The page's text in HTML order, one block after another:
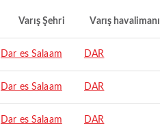
Varış Şehri Varış havalimanı
Dar es Salaam DAR
Dar es Salaam DAR
Dar es Salaam DAR